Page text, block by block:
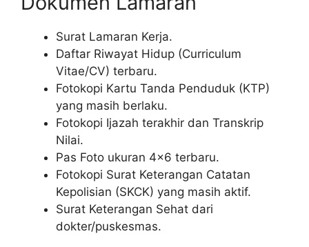
Surat Lamaran Kerja.
Daftar Riwayat Hidup (Curriculum
Vitae/CV) terbaru.
Fotokopi Kartu Tanda Penduduk (KTP)
yang masih berlaku.
Fotokopi Ijazah terakhir dan Transkrip
Nilai.
Pas Foto ukuran 4×6 terbaru.
Fotokopi Surat Keterangan Catatan
Kepolisian (SKCK) yang masih aktif.
Surat Keterangan Sehat dari
dokter/puskesmas.